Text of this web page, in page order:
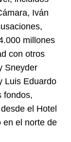
Iván
millones
con otros
Sneyder
Luis Eduardo
fondos,
el Hotel
en el norte de